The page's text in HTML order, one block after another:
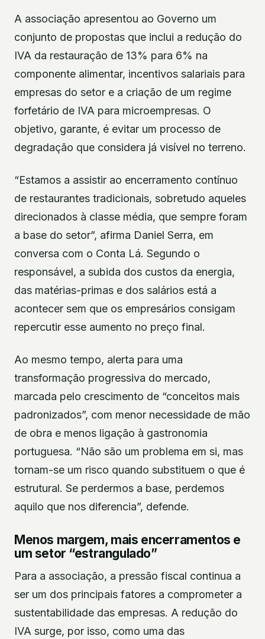
A associação apresentou ao Governo um
conjunto de propostas que inclui a redução do
IVA da restauração de 13% para 6% na
componente alimentar, incentivos salariais para
empresas do setor e a criação de um regime
forfetário de IVA para microempresas. O
objetivo, garante, é evitar um processo de
degradação que considera já visível no terreno.
“Estamos a assistir ao encerramento contínuo
de restaurantes tradicionais, sobretudo aqueles
direcionados à classe média, que sempre foram
a base do setor”, afirma Daniel Serra, em
conversa com o Conta Lá. Segundo o
responsável, a subida dos custos da energia,
das matérias-primas e dos salários está a
acontecer sem que os empresários consigam
repercutir esse aumento no preço final.
Ao mesmo tempo, alerta para uma
transformação progressiva do mercado,
marcada pelo crescimento de “conceitos mais
padronizados”, com menor necessidade de mão
de obra e menos ligação à gastronomia
portuguesa. “Não são um problema em si, mas
tornam-se um risco quando substituem o que é
estrutural. Se perdermos a base, perdemos
aquilo que nos diferencia”, defende.
Menos margem, mais encerramentos e
um setor “estrangulado”
Para a associação, a pressão fiscal continua a
ser um dos principais fatores a comprometer a
sustentabilidade das empresas. A redução do
IVA surge, por isso, como uma das